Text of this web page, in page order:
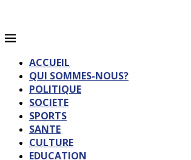
ACCUEIL
QUI SOMMES-NOUS?
POLITIQUE
SOCIETE
SPORTS
SANTE
CULTURE
EDUCATION